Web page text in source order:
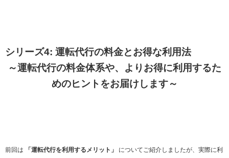
シリーズ4: 運転代行の料金とお得な利用法
～運転代行の料金体系や、よりお得に利用するた
めのヒントをお届けします～
前回は 「運転代行を利用するメリット」
についてご紹介しましたが、実際に利